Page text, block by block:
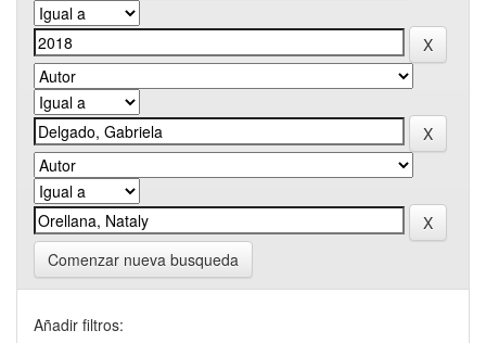
Comenzar nueva busqueda
Añadir filtros: